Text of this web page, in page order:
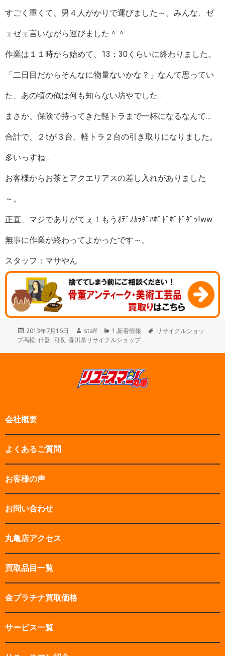
すごく重くて、男４人がかりで運びました～。みんな、ゼ
ェゼェ言いながら運びました＾＾
作業は１１時から始めて、13：30くらいに終わりました。
「二日目だからそんなに物量ないかな？」なんて思ってい
た、あの頃の俺は何も知らない坊やでした…
まさか、保険で持ってきた軽トラまで一杯になるなんて…
合計で、２tが３台、軽トラ２台の引き取りになりました。
多いっすね…
お客様からお茶とアクエリアスの差し入れがありました
～。
正直、マジでありがてぇ！もうｵﾃﾞﾉｶﾗﾀﾞﾊﾎﾞﾄﾞﾎﾞﾄﾞﾀﾞｯ!ww
無事に作業が終わってよかったです～。
スタッフ：マサやん
投
稿
2013年7月16日
作
成
staff
カ
テ
1.新着情報
タ
リサイクルショッ
プ高松,什器, 回収,香川県リサイクルショップ
会社概要
よくあるご質問
お客様の声
お問い合わせ
丸亀店アクセス
買取品目一覧
金プラチナ買取価格
サービス一覧